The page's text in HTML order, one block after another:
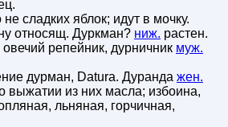
сладких яблок; идут в мочку.
относящ. Дуркман? ниж. растен.
репейник, дурничник муж.
дурман, Datura. Дуранда жен.
выжатии из них масла; избоина,
льняная, горчичная,